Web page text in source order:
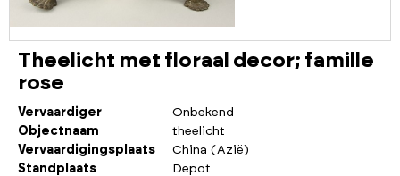
Theelicht met floraal decor; famille
rose
Vervaardiger
Onbekend
Objectnaam
theelicht
Vervaardigingsplaats
China (Azië)
Standplaats
Depot